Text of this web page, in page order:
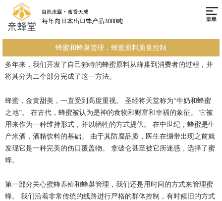
蜂蜜和蜂巢管理，蜂蜜原料质量控制
多年来，我们开发了自己独特的蜂蜜原料从蜂巢到消费者的过程，并
将其分为二个部分完成了这一方法。
蜂蜜，金黄甜美，一直受到高度重视。 圣经将天堂称为“牛奶和蜂蜜
之地”。 在古代，蜂蜜被认为是神的食物和财富和幸福的象征。 它被
用来作为一种维持形式，并以牺牲的方式提供。 在中世纪，蜂蜜是生
产米酒，酒精饮料的基础。 由于其防腐品质，医生在绷带出现之前就
发现它是一种完美的伤口覆盖物。 拿破仑甚至被它所迷惑，选择了蜜
蜂。
第一部分关心蜜蜂养殖和蜂巢管理，我们还是用时间的方式来管理蜜
蜂。 我们沿着非常传统的线路进行严格的群体控制，有时候旧的方式